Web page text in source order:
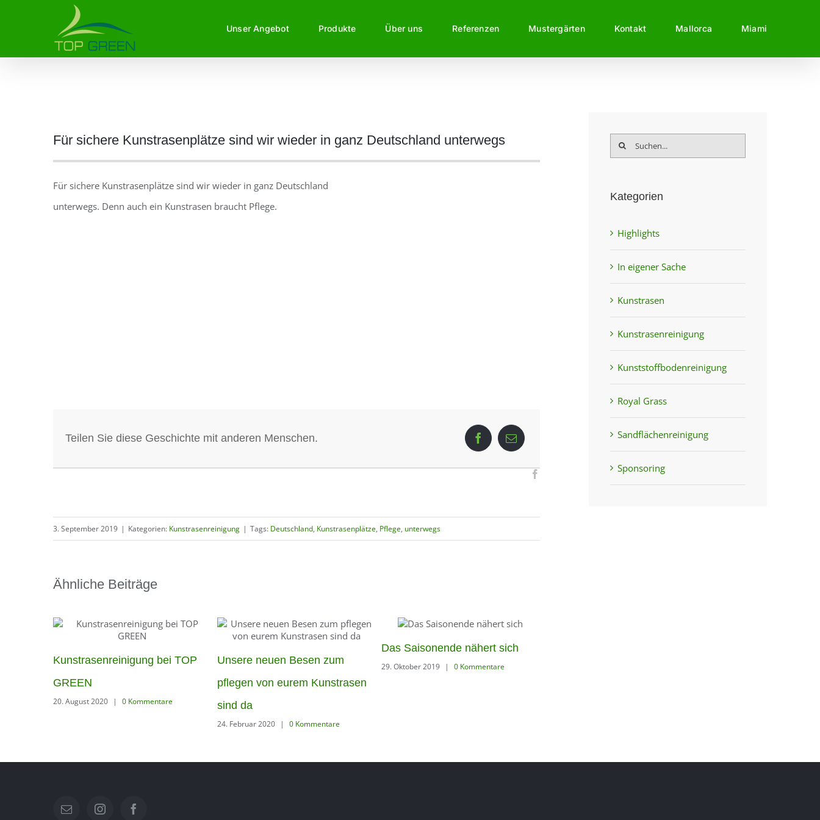
Unser Angebot Produkte Über uns Referenzen Mustergärten Kontakt Mallorca Miami
grösseres
Bild
Für sichere Kunstrasenplätze sind wir wieder in ganz Deutschland unterwegs
Für sichere Kunstrasenplätze sind wir wieder in ganz Deutschland
unterwegs. Denn auch ein Kunstrasen braucht Pflege.
Teilen Sie diese Geschichte mit anderen Menschen.
3. September 2019 | Kategorien: Kunstrasenreinigung | Tags: Deutschland, Kunstrasenplätze, Pflege, unterwegs
Ähnliche Beiträge
Kunstrasenreinigung bei TOP
GREEN
20. August 2020 | 0 Kommentare
Unsere neuen Besen zum
pflegen von eurem Kunstrasen
sind da
24. Februar 2020 | 0 Kommentare
Das Saisonende nähert sich
29. Oktober 2019 | 0 Kommentare
Suche
Kategorien
Highlights
In eigener Sache
Kunstrasen
Kunstrasenreinigung
Kunststoffbodenreinigung
Royal Grass
Sandflächenreinigung
Sponsoring